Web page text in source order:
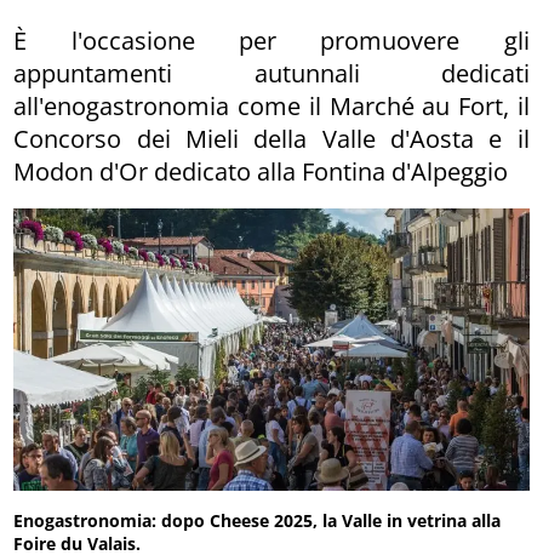
È l'occasione per promuovere gli
appuntamenti autunnali dedicati
all'enogastronomia come il Marché au Fort, il
Concorso dei Mieli della Valle d'Aosta e il
Modon d'Or dedicato alla Fontina d'Alpeggio
Enogastronomia: dopo Cheese 2025, la Valle in vetrina alla
Foire du Valais.